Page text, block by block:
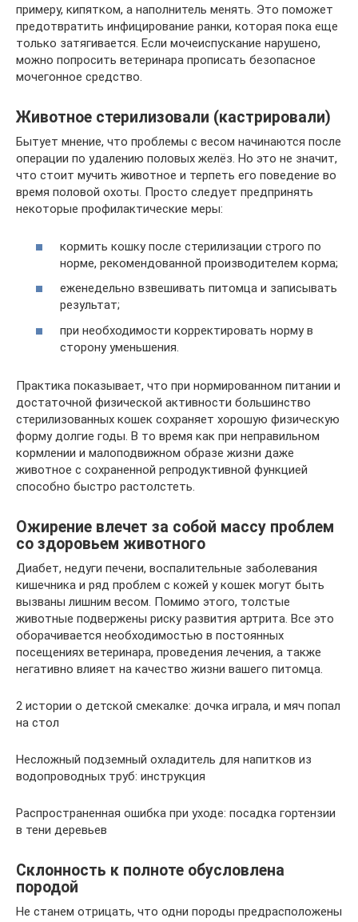
примеру, кипятком, а наполнитель менять. Это поможет
предотвратить инфицирование ранки, которая пока еще
только затягивается. Если мочеиспускание нарушено,
можно попросить ветеринара прописать безопасное
мочегонное средство.
Животное стерилизовали (кастрировали)
Бытует мнение, что проблемы с весом начинаются после
операции по удалению половых желёз. Но это не значит,
что стоит мучить животное и терпеть его поведение во
время половой охоты. Просто следует предпринять
некоторые профилактические меры:
кормить кошку после стерилизации строго по
норме, рекомендованной производителем корма;
еженедельно взвешивать питомца и записывать
результат;
при необходимости корректировать норму в
сторону уменьшения.
Практика показывает, что при нормированном питании и
достаточной физической активности большинство
стерилизованных кошек сохраняет хорошую физическую
форму долгие годы. В то время как при неправильном
кормлении и малоподвижном образе жизни даже
животное с сохраненной репродуктивной функцией
способно быстро растолстеть.
Ожирение влечет за собой массу проблем
со здоровьем животного
Диабет, недуги печени, воспалительные заболевания
кишечника и ряд проблем с кожей у кошек могут быть
вызваны лишним весом. Помимо этого, толстые
животные подвержены риску развития артрита. Все это
оборачивается необходимостью в постоянных
посещениях ветеринара, проведения лечения, а также
негативно влияет на качество жизни вашего питомца.
2 истории о детской смекалке: дочка играла, и мяч попал
на стол
Несложный подземный охладитель для напитков из
водопроводных труб: инструкция
Распространенная ошибка при уходе: посадка гортензии
в тени деревьев
Склонность к полноте обусловлена
породой
Не станем отрицать, что одни породы предрасположены